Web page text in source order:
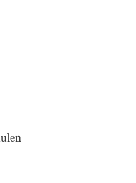
Menge